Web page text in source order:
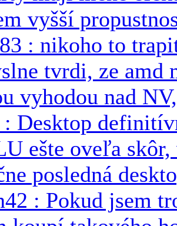
vyšší
: nikoho to
tvrdi, ze
vyhodou nad
Desktop
ešte oveľa
posledná
: Pokud jsem